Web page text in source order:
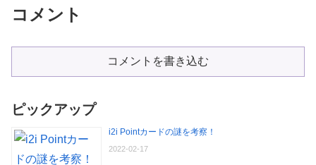
コメント
コメントを書き込む
ピックアップ
i2i Pointカードの謎を考察！
2022-02-17